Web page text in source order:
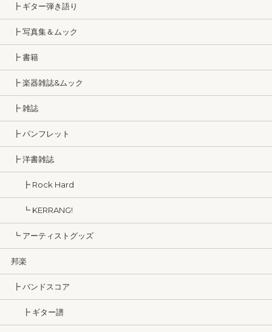
┣ ギター弾き語り
┣ 写真集＆ムック
┣ 書籍
┣ 楽器雑誌&ムック
┣ 雑誌
┣ パンフレット
┣ 洋書雑誌
┣ Rock Hard
┗ KERRANG!
┗ アーティストグッズ
邦楽
┣ バンドスコア
┣ ギター譜